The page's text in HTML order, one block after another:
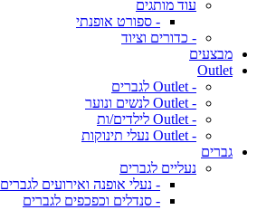
עוד מותגים
- ספורט אופנתי
- כדורים וציוד
מבצעים
Outlet
- Outlet לגברים
- Outlet לנשים ונוער
- Outlet לילדים/ות
- Outlet נעלי תינוקות
גברים
נעליים לגברים
- נעלי אופנה ואירועים לגברים
- סנדלים וכפכפים לגברים